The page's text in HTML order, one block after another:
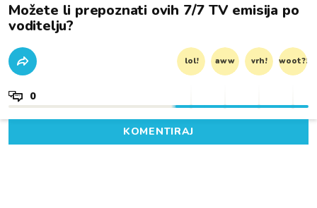
Možete li prepoznati ovih 7/7 TV emisija po
voditelju?
lol! aww vrh! woot?!
0
KOMENTIRAJ